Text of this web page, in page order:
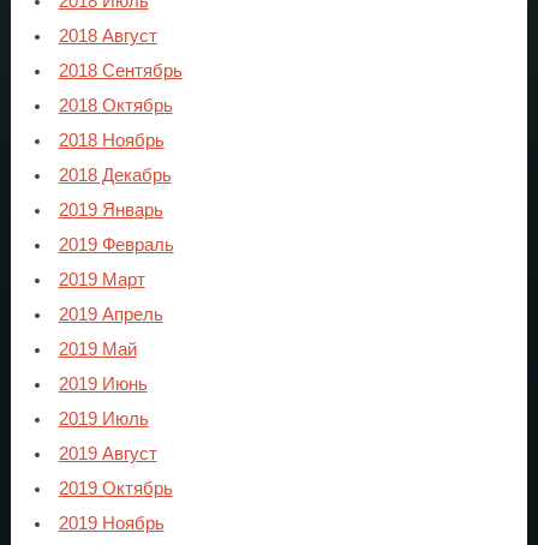
2018 Август
2018 Сентябрь
2018 Октябрь
2018 Ноябрь
2018 Декабрь
2019 Январь
2019 Февраль
2019 Март
2019 Апрель
2019 Май
2019 Июнь
2019 Июль
2019 Август
2019 Октябрь
2019 Ноябрь